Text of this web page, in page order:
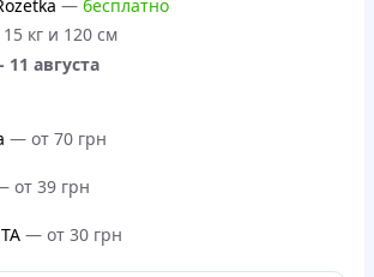
— бесплатно
кг и 120 см
11 августа
— от 70 грн
от 39 грн
— от 30 грн